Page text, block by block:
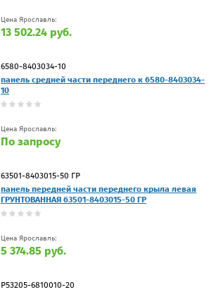
Цена Ярославль:
13 502.24 руб.
6580-8403034-10
панель средней части переднего к 6580-8403034-
10
Цена Ярославль:
По запросу
63501-8403015-50 ГР
панель передней части переднего крыла левая
ГРУНТОВАННАЯ 63501-8403015-50 ГР
Цена Ярославль:
5 374.85 руб.
Р53205-6810010-20